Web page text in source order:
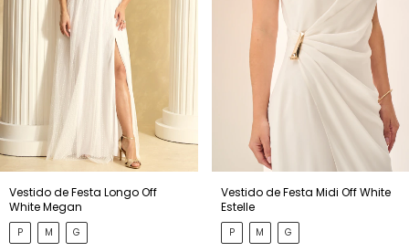
Vestido de Festa Longo Off
White Megan
P M G
Vestido de Festa Midi Off White
Estelle
P M G